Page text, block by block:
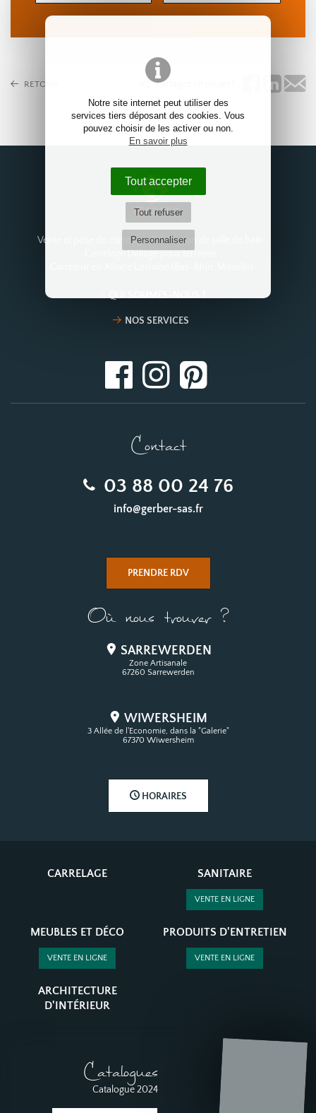
Notre site internet peut utiliser des
services tiers déposant des cookies. Vous
pouvez choisir de les activer ou non.
En savoir plus
Tout accepter
Tout refuser
Personnaliser
RETOUR Partagez ce projet !
Vente et pose de carrelage. Réalisation de salle de bain.
Carrelage Dallage pour terrasse.
NOS SERVICES
Contact
03 88 00 24 76
info@gerber-sas.fr
PRENDRE RDV
Où nous trouver ?
SARREWERDEN
Zone Artisanale
67260 Sarrewerden
WIWERSHEIM
3 Allée de l'Economie, dans la "Galerie"
67370 Wiwersheim
HORAIRES
CARRELAGE SANITAIRE
VENTE EN LIGNE
MEUBLES ET DÉCO
VENTE EN LIGNE
PRODUITS D'ENTRETIEN
VENTE EN LIGNE
ARCHITECTURE
D'INTÉRIEUR
Catalogues
Catalogue 2024